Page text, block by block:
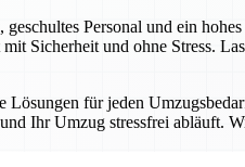
Personal und ein
Sicherheit und ohne Stress.
für jeden
Ihr Umzug stressfrei abläuft.